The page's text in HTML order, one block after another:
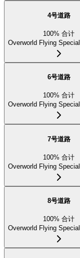
4号道路
100% 合计
Overworld Flying Special
6号道路
100% 合计
Overworld Flying Special
7号道路
100% 合计
Overworld Flying Special
8号道路
100% 合计
Overworld Flying Special